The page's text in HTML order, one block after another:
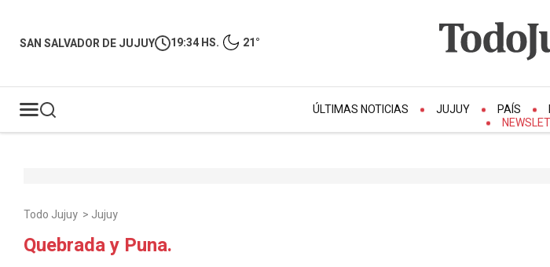
SAN SALVADOR DE JUJUY 19:34 HS. 21°
ÚLTIMAS NOTICIAS JUJUY PAÍS
Todo Jujuy > Jujuy
Quebrada y Puna.